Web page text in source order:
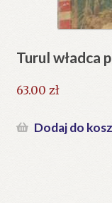
Turul władca
63.00 zł
Dodaj do